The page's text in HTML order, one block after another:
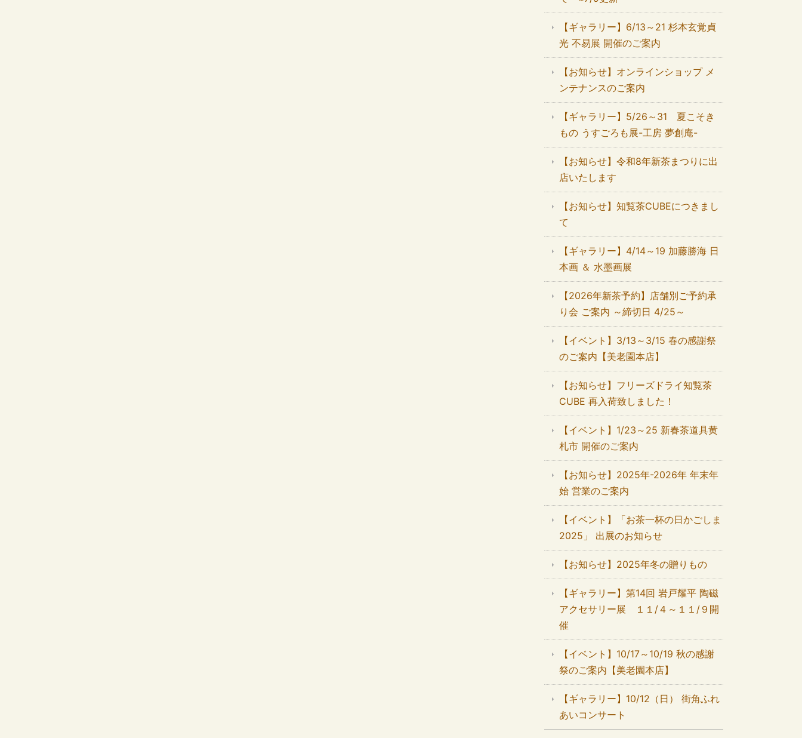
【ギャラリー】6/13～21 杉本玄覚貞
光 不易展 開催のご案内
【お知らせ】オンラインショップ メ
ンテナンスのご案内
【ギャラリー】5/26～31 夏こそき
もの うすごろも展-工房 夢創庵-
【お知らせ】令和8年新茶まつりに出
店いたします
【お知らせ】知覧茶CUBEにつきまし
て
【ギャラリー】4/14～19 加藤勝海 日
本画 ＆ 水墨画展
【2026年新茶予約】店舗別ご予約承
り会 ご案内 ～締切日 4/25～
【イベント】3/13～3/15 春の感謝祭
のご案内【美老園本店】
【お知らせ】フリーズドライ知覧茶
CUBE 再入荷致しました！
【イベント】1/23～25 新春茶道具黄
札市 開催のご案内
【お知らせ】2025年-2026年 年末年
始 営業のご案内
【イベント】「お茶一杯の日かごしま
2025」 出展のお知らせ
【お知らせ】2025年冬の贈りもの
【ギャラリー】第14回 岩戸耀平 陶磁
アクセサリー展 １１/４～１１/９開
催
【イベント】10/17～10/19 秋の感謝
祭のご案内【美老園本店】
【ギャラリー】10/12（日） 街角ふれ
あいコンサート